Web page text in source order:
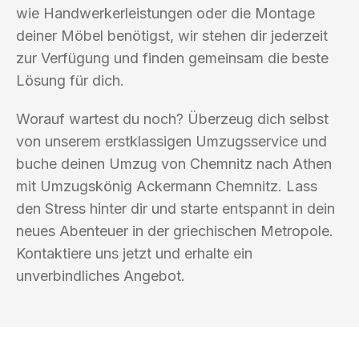
wie Handwerkerleistungen oder die Montage
deiner Möbel benötigst, wir stehen dir jederzeit
zur Verfügung und finden gemeinsam die beste
Lösung für dich.
Worauf wartest du noch? Überzeug dich selbst
von unserem erstklassigen Umzugsservice und
buche deinen Umzug von Chemnitz nach Athen
mit Umzugskönig Ackermann Chemnitz. Lass
den Stress hinter dir und starte entspannt in dein
neues Abenteuer in der griechischen Metropole.
Kontaktiere uns jetzt und erhalte ein
unverbindliches Angebot.